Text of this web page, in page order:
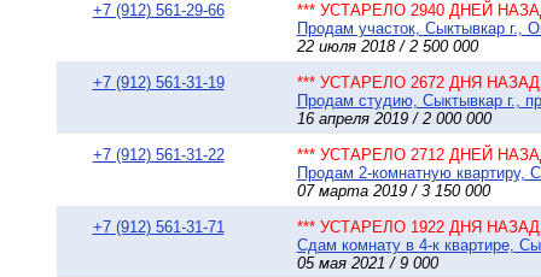
+7 (912) 561-29-66
*** УСТАРЕЛО 2940 ДНЕЙ
Продам участок, Сыктывкар г.,
22 июля 2018 / 2 500 000
+7 (912) 561-31-19
*** УСТАРЕЛО 2672 ДНЯ НАЗАД
Продам студию, Сыктывкар г.,
16 апреля 2019 / 2 000 000
+7 (912) 561-31-22
*** УСТАРЕЛО 2712 ДНЕЙ
Продам 2-комнатную квартиру,
07 марта 2019 / 3 150 000
+7 (912) 561-31-71
*** УСТАРЕЛО 1922 ДНЯ НАЗАД
Сдам комнату в 4-к квартире,
05 мая 2021 / 9 000